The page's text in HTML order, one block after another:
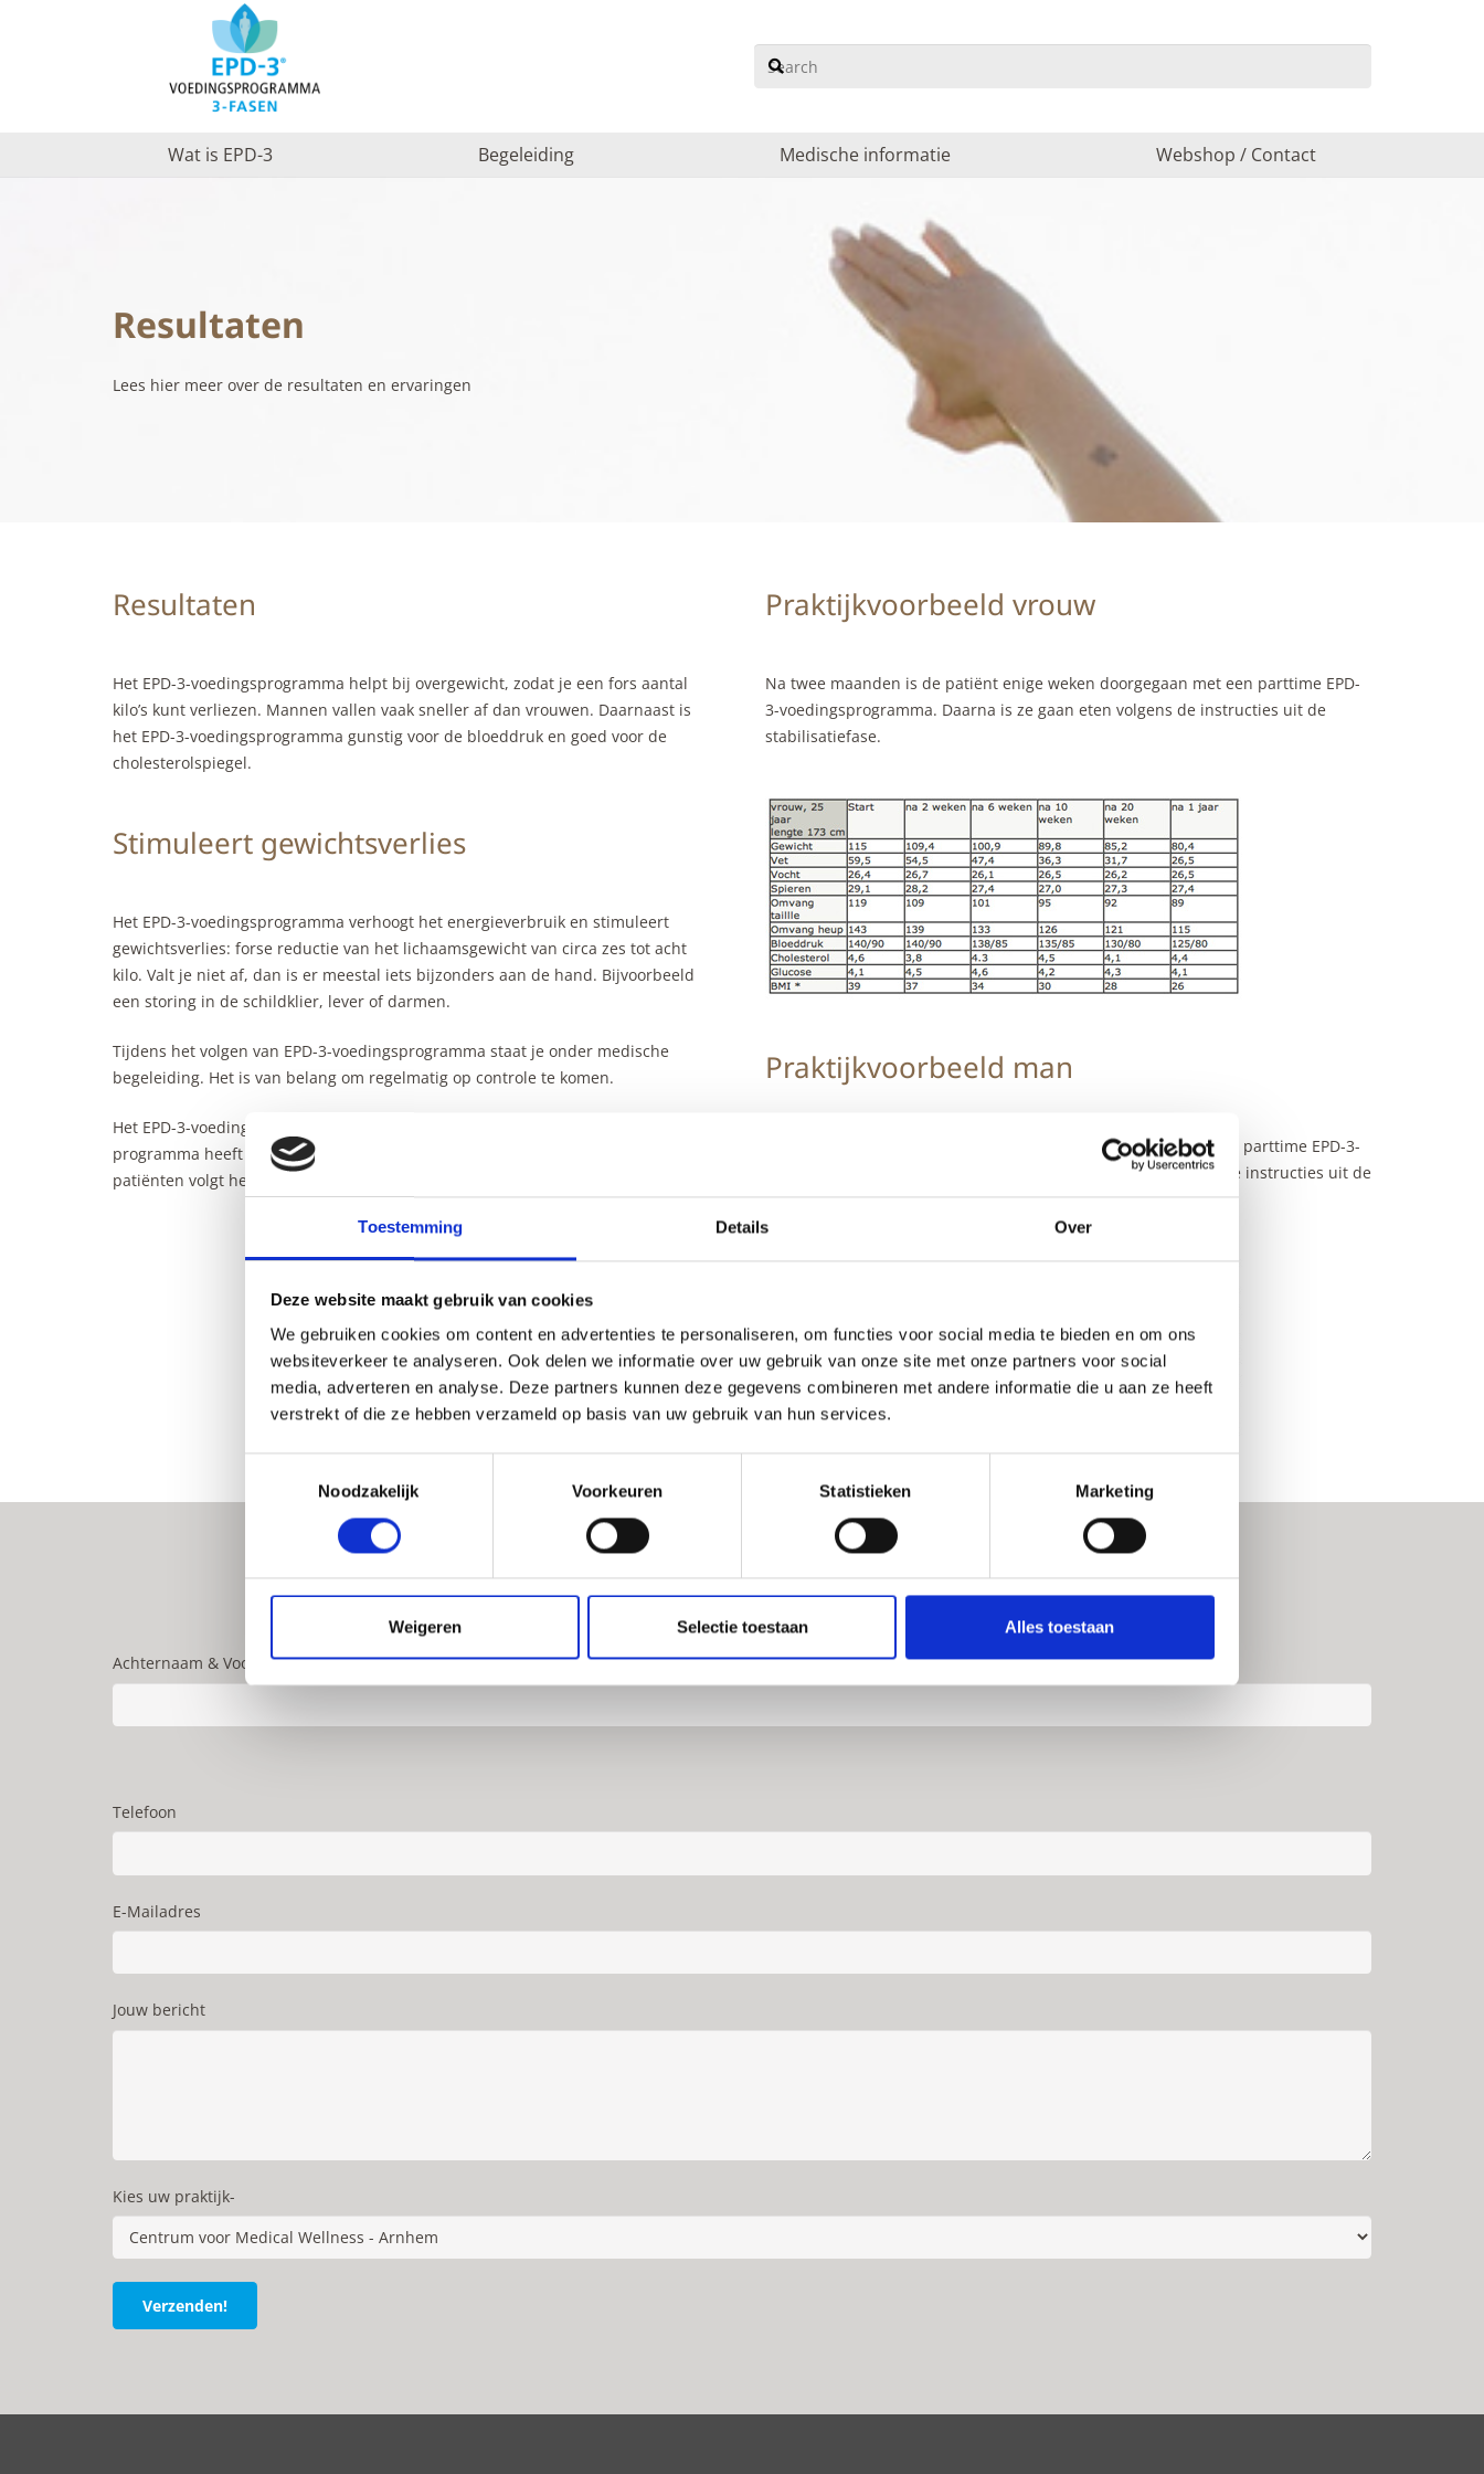
Toestemming Details Over
Deze website maakt gebruik van cookies
We gebruiken cookies om content en advertenties te personaliseren, om functies voor social media te bieden en om ons
websiteverkeer te analyseren. Ook delen we informatie over uw gebruik van onze site met onze partners voor social
media, adverteren en analyse. Deze partners kunnen deze gegevens combineren met andere informatie die u aan ze heeft
verstrekt of die ze hebben verzameld op basis van uw gebruik van hun services.
Noodzakelijk
Voorkeuren Statistieken Marketing
Weigeren Selectie toestaan Alles toestaan
Wat is EPD-3 Begeleiding Medische informatie Webshop / Contact
Resultaten
Lees hier meer over de resultaten en ervaringen
Resultaten
Het EPD-3-voedingsprogramma helpt bij overgewicht, zodat je een fors aantal
kilo’s kunt verliezen. Mannen vallen vaak sneller af dan vrouwen. Daarnaast is
het EPD-3-voedingsprogramma gunstig voor de bloeddruk en goed voor de
cholesterolspiegel.
Stimuleert gewichtsverlies
Het EPD-3-voedingsprogramma verhoogt het energieverbruik en stimuleert
gewichtsverlies: forse reductie van het lichaamsgewicht van circa zes tot acht
kilo. Valt je niet af, dan is er meestal iets bijzonders aan de hand. Bijvoorbeeld
een storing in de schildklier, lever of darmen.
Tijdens het volgen van EPD-3-voedingsprogramma staat je onder medische
begeleiding. Het is van belang om regelmatig op controle te komen.
Het EPD-3-voedingsprogramma is in Zwitserland reeds 25 jaar in gebruik. Het
programma heeft een gunstige invloed op de gezondheid. De helft van de
patiënten volgt het EPD-3-voedingsprogramma in verband met overgewicht.
Praktijkvoorbeeld vrouw
Na twee maanden is de patiënt enige weken doorgegaan met een parttime EPD-
3-voedingsprogramma. Daarna is ze gaan eten volgens de instructies uit de
stabilisatiefase.
Praktijkvoorbeeld man
Na drie maanden is de patiënt acht weken doorgegaan met een parttime EPD-3-
voedingsprogramma. Daarna is de patiënt gaan eten volgens de instructies uit de
stabilisatiefase.
Consult aanvragen
Achternaam & Voorletters(s)
Telefoon
E-Mailadres
Jouw bericht
Kies uw praktijk-